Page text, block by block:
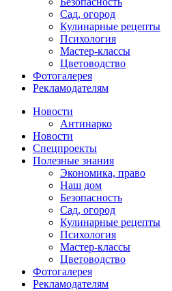
Сад, огород
Кулинарные рецепты
Психология
Мастер-классы
Цветоводство
Фотогалерея
Рекламодателям
Новости
Антинарко
Новости
Спецпроекты
Полезные знания
Экономика, право
Наш дом
Безопасность
Сад, огород
Кулинарные рецепты
Психология
Мастер-классы
Цветоводство
Фотогалерея
Рекламодателям